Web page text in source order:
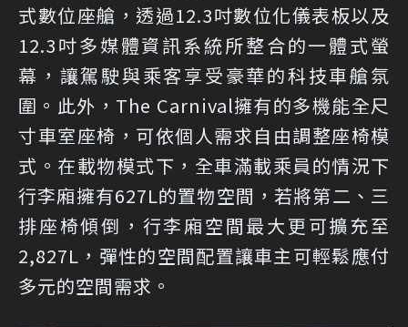
式數位座艙，透過12.3吋數位化儀表板以及
12.3吋多媒體資訊系統所整合的一體式螢
幕，讓駕駛與乘客享受豪華的科技車艙氛
圍。此外，The Carnival擁有的多機能全尺
寸車室座椅，可依個人需求自由調整座椅模
式。在載物模式下，全車滿載乘員的情況下
行李廂擁有627L的置物空間，若將第二、三
排座椅傾倒，行李廂空間最大更可擴充至
2,827L，彈性的空間配置讓車主可輕鬆應付
多元的空間需求。